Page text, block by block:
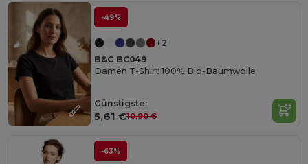
-49%
+2
B&C BC049
Damen T-Shirt 100% Bio-Baumwolle
Günstigste:
5,61 €10,90 €
-63%